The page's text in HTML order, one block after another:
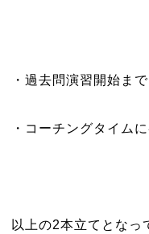
・過去問演習開始ま
・コーチングタイム
以上の2本立てとなっ